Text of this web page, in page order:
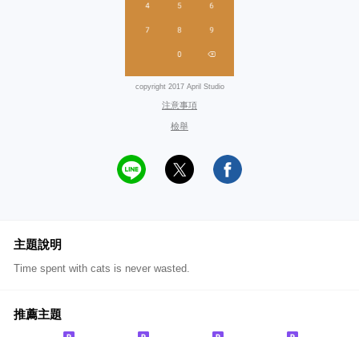
copyright 2017 April Studio
注意事項
檢舉
主題說明
Time spent with cats is never wasted.
推薦主題